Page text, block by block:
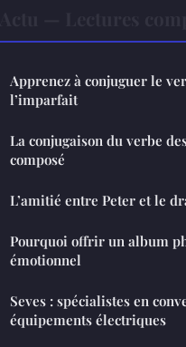
Apprenez à conjuguer le
l’imparfait
La conjugaison du verbe
composé
L’amitié entre Peter et le
Pourquoi offrir un album
émotionnel
Seves : spécialistes en
équipements électriques